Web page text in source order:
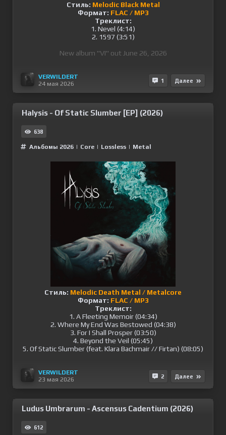
Стиль: Melodic Black Metal
Формат: FLAC / MP3
Треклист:
1. Nevel (4:14)
2. 1597 (3:51)
New album "VI" out June 26, 2026
VERWILDERT
24 мая 2026
1 Далее
Halysis - Of Static Slumber [EP] (2026)
638
Альбомы 2026 | Сore | Lossless | Metal
Стиль: Melodic Death Metal / Metalcore
Формат: FLAC / MP3
Треклист:
1. A Fleeting Memoir (04:34)
2. Where My End Was Bestowed (04:38)
3. For I Shall Prosper (03:50)
4. Beyond the Veil (05:45)
5. Of Static Slumber (feat. Klara Bachmair // Firtan) (08:05)
VERWILDERT
23 мая 2026
2 Далее
Ludus Umbrarum - Ascensus Cadentium (2026)
612